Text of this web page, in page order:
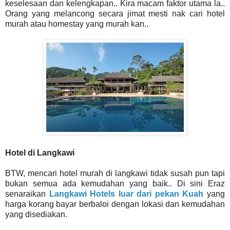
keselesaan dan kelengkapan.. Kira macam faktor utama la..
Orang yang melancong secara jimat mesti nak cari hotel
murah atau homestay yang murah kan..
Hotel di Langkawi
BTW, mencari hotel murah di langkawi tidak susah pun tapi
bukan semua ada kemudahan yang baik.. Di sini Eraz
senaraikan
Langkawi Hotels luar dari pekan Kuah yang
harga korang bayar berbaloi dengan lokasi dan kemudahan
yang disediakan.